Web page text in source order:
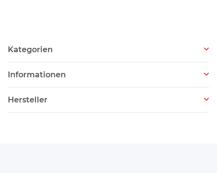
Kategorien
Informationen
Hersteller